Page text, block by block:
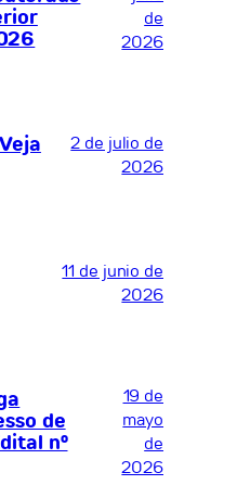
de
2026
2 de julio de
2026
11 de junio de
2026
de
nº
19 de
mayo
de
2026